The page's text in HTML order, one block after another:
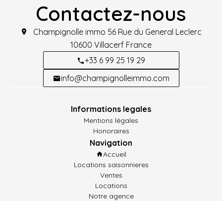
Contactez-nous
Champignolle immo 56 Rue du General Leclerc
10600 Villacerf France
+33 6 99 25 19 29
info@champignolleimmo.com
Informations legales
Mentions légales
Honoraires
Navigation
Accueil
Locations saisonnieres
Ventes
Locations
Notre agence